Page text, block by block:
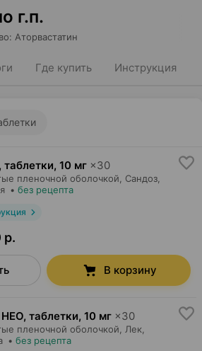
г.п.
: Аторвастатин
Где купить Инструкция
таблетки, 10 мг ×30
пленочной оболочкой, Сандоз
• без рецепта
р.
В корзину
таблетки, 10 мг ×30
пленочной оболочкой, Лек
• без рецепта